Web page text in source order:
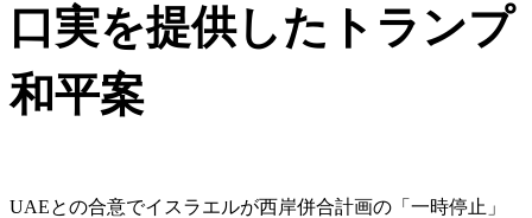
口実を提供したトランプ
和平案
UAEとの合意でイスラエルが西岸併合計画の「一時停止」